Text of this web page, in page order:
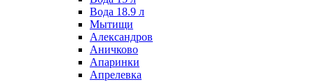
Вода 18.9 л
Мытищи
Александров
Аничково
Апаринки
Апрелевка